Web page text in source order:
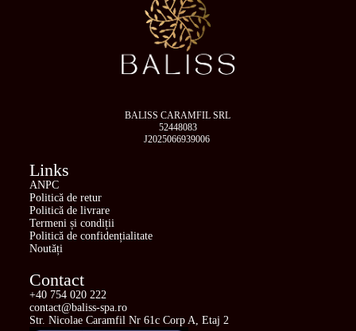
BALISS CARAMFIL SRL
52448083
J2025066939006
Links
ANPC
Politică de retur
Politică de livrare
Termeni și condiții
Politică de confidențialitate
Noutăți
Contact
+40 754 020 222
contact@baliss-spa.ro
Str. Nicolae Caramfil Nr 61c Corp A, Etaj 2